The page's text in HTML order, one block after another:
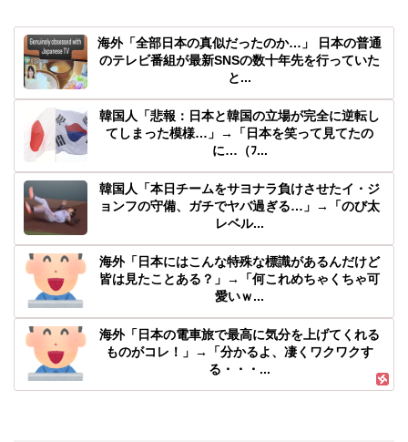
海外「全部日本の真似だったのか…」 日本の普通
のテレビ番組が最新SNSの数十年先を行っていた
と...
韓国人「悲報：日本と韓国の立場が完全に逆転し
てしまった模様…」→「日本を笑って見てたの
に…（ﾌ...
韓国人「本日チームをサヨナラ負けさせたイ・ジ
ョンフの守備、ガチでヤバ過ぎる…」→「のび太
レベル...
海外「日本にはこんな特殊な標識があるんだけど
皆は見たことある？」→「何これめちゃくちゃ可
愛いｗ...
海外「日本の電車旅で最高に気分を上げてくれる
ものがコレ！」→「分かるよ、凄くワクワクす
る・・・...